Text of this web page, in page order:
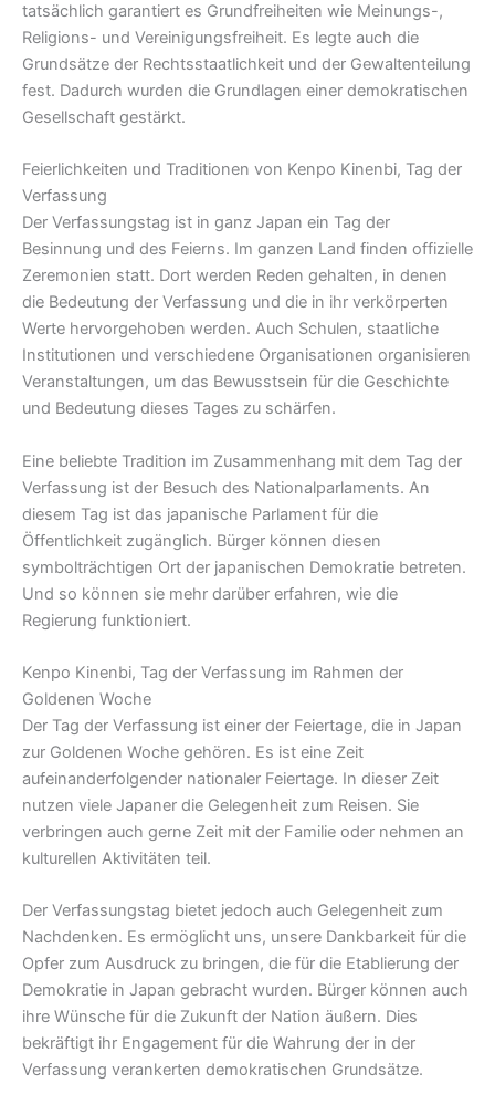
tatsächlich garantiert es Grundfreiheiten wie Meinungs-,
Religions- und Vereinigungsfreiheit. Es legte auch die
Grundsätze der Rechtsstaatlichkeit und der Gewaltenteilung
fest. Dadurch wurden die Grundlagen einer demokratischen
Gesellschaft gestärkt.
Feierlichkeiten und Traditionen von Kenpo Kinenbi, Tag der
Verfassung
Der Verfassungstag ist in ganz Japan ein Tag der
Besinnung und des Feierns. Im ganzen Land finden offizielle
Zeremonien statt. Dort werden Reden gehalten, in denen
die Bedeutung der Verfassung und die in ihr verkörperten
Werte hervorgehoben werden. Auch Schulen, staatliche
Institutionen und verschiedene Organisationen organisieren
Veranstaltungen, um das Bewusstsein für die Geschichte
und Bedeutung dieses Tages zu schärfen.
Eine beliebte Tradition im Zusammenhang mit dem Tag der
Verfassung ist der Besuch des Nationalparlaments. An
diesem Tag ist das japanische Parlament für die
Öffentlichkeit zugänglich. Bürger können diesen
symbolträchtigen Ort der japanischen Demokratie betreten.
Und so können sie mehr darüber erfahren, wie die
Regierung funktioniert.
Kenpo Kinenbi, Tag der Verfassung im Rahmen der
Goldenen Woche
Der Tag der Verfassung ist einer der Feiertage, die in Japan
zur Goldenen Woche gehören. Es ist eine Zeit
aufeinanderfolgender nationaler Feiertage. In dieser Zeit
nutzen viele Japaner die Gelegenheit zum Reisen. Sie
verbringen auch gerne Zeit mit der Familie oder nehmen an
kulturellen Aktivitäten teil.
Der Verfassungstag bietet jedoch auch Gelegenheit zum
Nachdenken. Es ermöglicht uns, unsere Dankbarkeit für die
Opfer zum Ausdruck zu bringen, die für die Etablierung der
Demokratie in Japan gebracht wurden. Bürger können auch
ihre Wünsche für die Zukunft der Nation äußern. Dies
bekräftigt ihr Engagement für die Wahrung der in der
Verfassung verankerten demokratischen Grundsätze.